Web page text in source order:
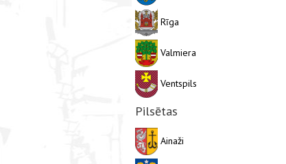
Rīga
Valmiera
Ventspils
Pilsētas
Ainaži